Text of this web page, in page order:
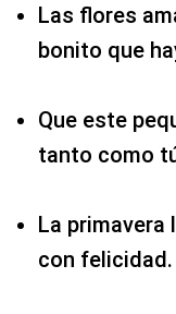
Las flores
bonito que
Que este
tanto como
La primavera
con felicidad.